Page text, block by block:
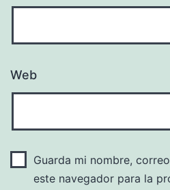
Web
Guarda mi nombre,
este navegador para la